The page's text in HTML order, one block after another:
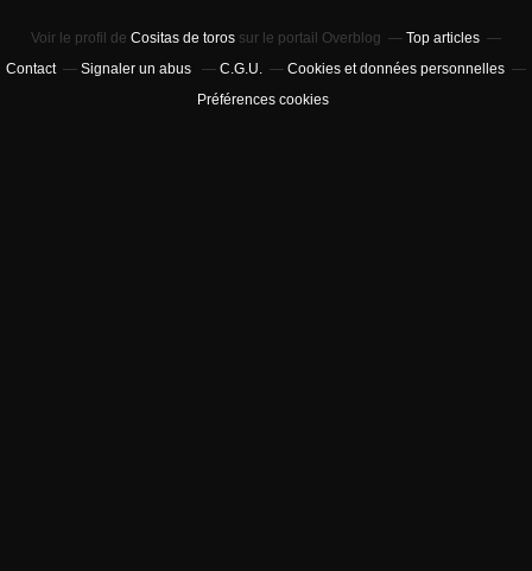
Voir le profil de Cositas de toros sur le portail Overblog
Top articles
Contact
Signaler un abus C.G.U.
Cookies et données personnelles
Préférences cookies